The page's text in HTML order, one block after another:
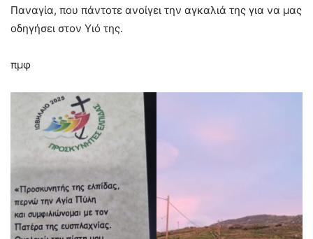
Παναγία, που πάντοτε ανοίγει την αγκαλιά της για να μας
οδηγήσει στον Υιό της.
πμφ